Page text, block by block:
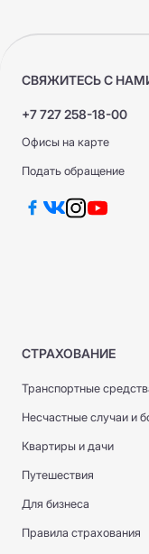
СВЯЖИТЕСЬ С
+7 727 258-18-00
Офисы на карте
Подать обращение
СТРАХОВАНИЕ
Транспортные
Несчастные случаи и
Квартиры и дачи
Путешествия
Для бизнеса
Правила страхования